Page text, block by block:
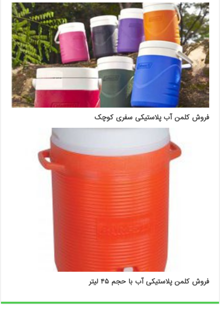
فروش کلمن آب پلاستیکی سفری کوچک
فروش کلمن پلاستیکی آب با حجم ۴۵ لیتر